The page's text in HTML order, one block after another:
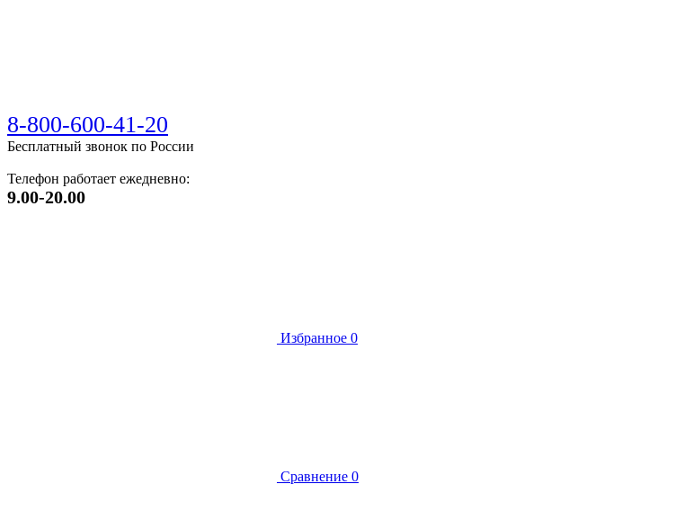
8-800-600-41-20
Бесплатный звонок по России
Телефон работает ежедневно:
9.00-20.00
Избранное 0
Сравнение 0